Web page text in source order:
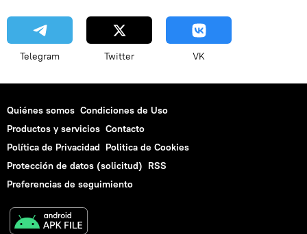
Telegram Twitter VK
Quiénes somos Condiciones de Uso
Productos y servicios Contacto
Política de Privacidad Politica de Cookies
Protección de datos (solicitud) RSS
Preferencias de seguimiento